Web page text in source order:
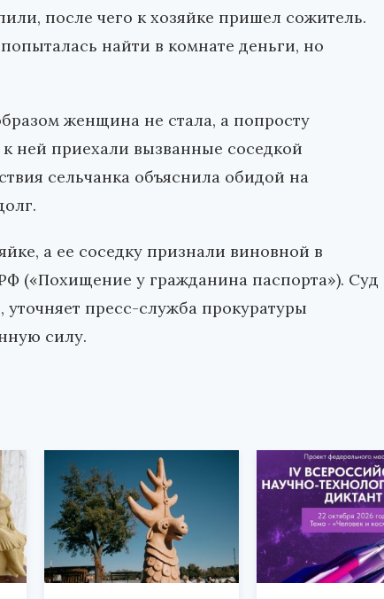
после чего к хозяйке пришел сожитель.
найти в комнате деньги, но
женщина не стала, а попросту
ней приехали вызванные соседкой
сельчанка объяснила обидой на
а ее соседку признали виновной в
(«Похищение у гражданина паспорта»). Суд
уточняет пресс-служба прокуратуры
силу.